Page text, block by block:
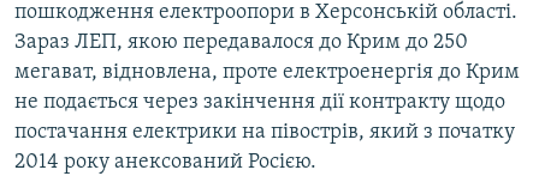
пошкодження електроопори в Херсонській області.
Зараз ЛЕП, якою передавалося до Крим до 250
мегават, відновлена, проте електроенергія до Крим
не подається через закінчення дії контракту щодо
постачання електрики на півострів, який з початку
2014 року анексований Росією.